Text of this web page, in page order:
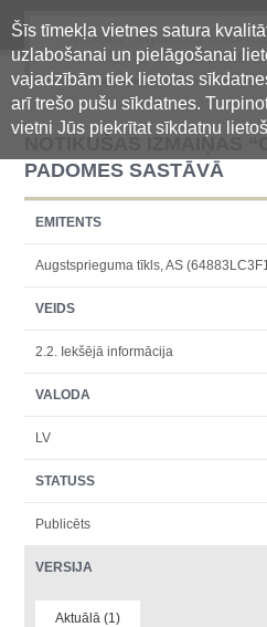
Šīs tīmekļa vietnes satura
uzlabošanai un pielāgošanai
vajadzībām tiek lietotas
arī trešo pušu sīkdatnes.
vietni Jūs piekrītat sīkdatņu
Oficiālā regulētās
centralizētā glabāšanas
NOTIKUŠAS IZMAIŅAS
PADOMES SASTĀVĀ
EMITENTS
Augstsprieguma tīkls, AS
VEIDS
2.2. Iekšējā informācija
VALODA
LV
STATUSS
Publicēts
VERSIJA
Aktuālā (1)